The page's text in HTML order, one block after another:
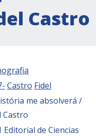
Castro
Castro Fidel
me absolverá /
Castro
Editorial de Ciencias